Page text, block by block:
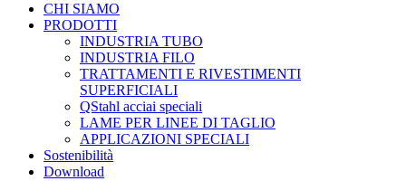
CHI SIAMO
PRODOTTI
INDUSTRIA TUBO
INDUSTRIA FILO
TRATTAMENTI E RIVESTIMENTI
SUPERFICIALI
QStahl acciai speciali
LAME PER LINEE DI TAGLIO
APPLICAZIONI SPECIALI
Sostenibilità
Download